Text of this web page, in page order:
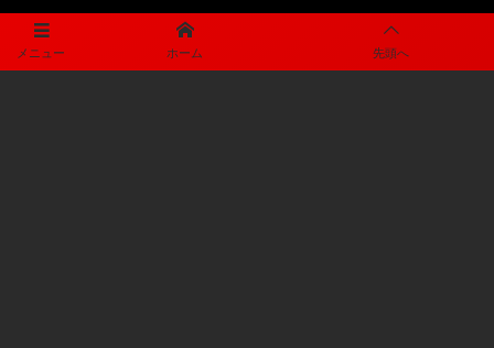
メニュー ホーム 先頭へ